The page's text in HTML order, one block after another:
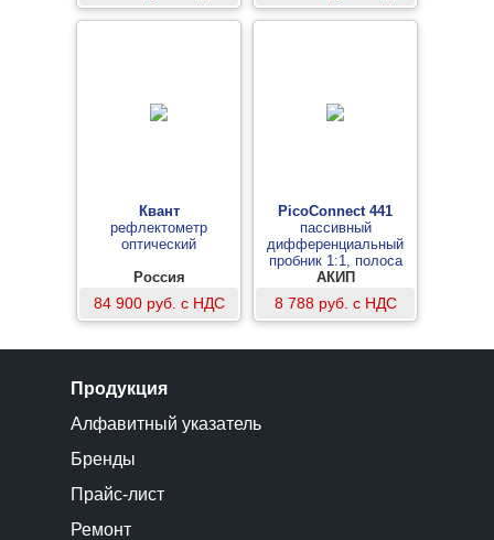
Квант
рефлектометр
оптический
Россия
84 900 руб. с НДС
PicoConnect 441
пассивный
дифференциальный
пробник 1:1, полоса
пропускания 20 МГц
АКИП
8 788 руб. с НДС
Продукция
Алфавитный указатель
Бренды
Прайс-лист
Ремонт